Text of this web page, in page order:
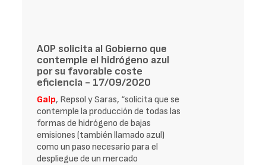
AOP solicita al Gobierno que
contemple el hidrógeno azul
por su favorable coste
eficiencia - 17/09/2020
Galp, Repsol y Saras, “solicita que se
contemple la producción de todas las
formas de hidrógeno de bajas
emisiones (también llamado azul)
como un paso necesario para el
despliegue de un mercado